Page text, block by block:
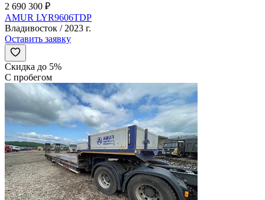
2 690 300 ₽
AMUR LYR9606TDP
Владивосток / 2023 г.
Оставить заявку
Скидка до 5%
С пробегом